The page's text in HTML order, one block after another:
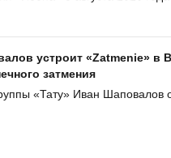
устроит «Zatmenie» в
затмения
«Тату» Иван Шаповалов